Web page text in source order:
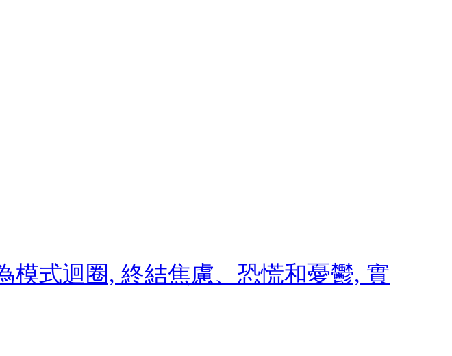
模式迴圈, 終結焦慮、恐慌和憂鬱, 實